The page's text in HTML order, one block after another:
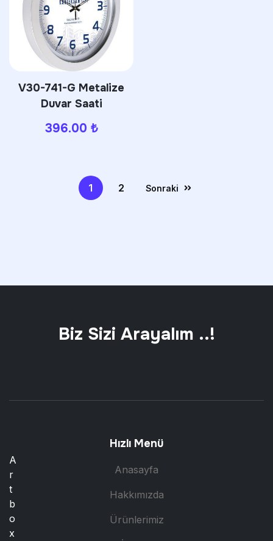
V30-741-G Metalize
Duvar Saati
396.00 ₺
1 2 Sonraki
Biz Sizi Arayalım ..!
A
r
t
b
o
x
Hızlı Menü
Anasayfa
Hakkımızda
Ürünlerimiz